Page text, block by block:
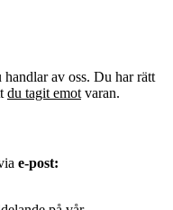
av oss. Du har rätt
du tagit emot varan.
e-post: